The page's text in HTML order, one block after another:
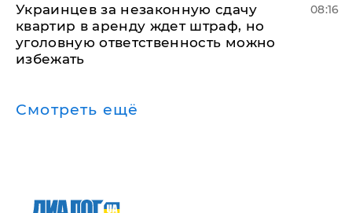
Украинцев за незаконную сдачу
квартир в аренду ждет штраф, но
уголовную ответственность можно
избежать
08:16
Смотреть ещё